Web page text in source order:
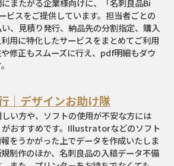
またがる企業様向けに、「名刺良品Bi
ビスをご提供しています。担当者ごとの
、見積り発行、納品先の分割指定、購入
用に特化したサービスをまとめてご利用
修正もスムーズに行え、pdf明細もダウ
。
｜デザインお助け隊
い方や、ソフトの使用が不安な方には
がおすすめです。Illustratorなどのソフト
をうかがった上でデータを作成いたしま
制作のほか、名刺良品の入稿データ不備